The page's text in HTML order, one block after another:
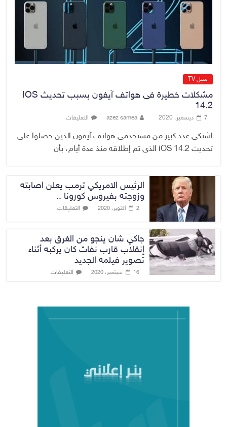
الفاسدين والمال العام أمانة
No Comment
سيل TV
مشكلات خطيرة فى هواتف آيفون بسبب تحديث IOS
14.2
7 ديسمبر، 2020 azez samea التعليقات
اشتكى عدد كبير من مستخدمى هواتف آيفون الذين حصلوا على
تحديث iOS 14.2 الذى تم إطلاقه منذ عدة أيام، بأن
الرئيس الامريكي ترمب يعلن اصابته
وزوجته بفيروس كورونا ..
2 أكتوبر، 2020 التعليقات
جاكي شان ينجو من الغرق بعد
إنقلاب قارب نفاث كان يركبه أثناء
تصوير فيلمه الجديد
16 سبتمبر، 2020 التعليقات